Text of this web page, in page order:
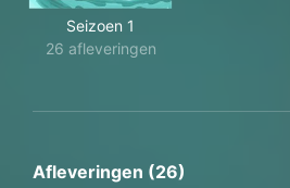
Seizoen 1
26 afleveringen
Afleveringen (26)